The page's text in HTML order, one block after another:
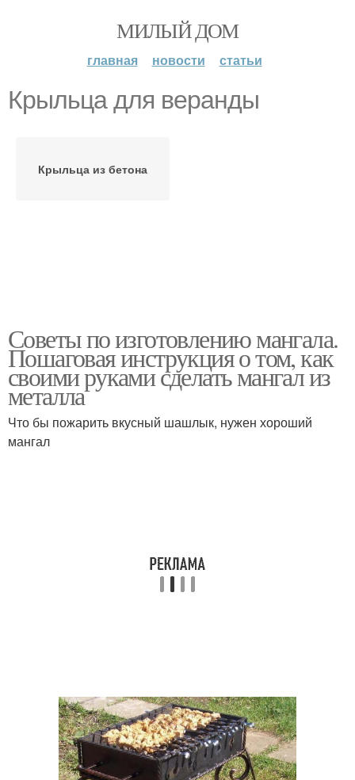
МИЛЫЙ ДОМ
главная новости статьи
Крыльца для веранды
Крыльца из бетона
Советы по изготовлению мангала.
Пошаговая инструкция о том, как
своими руками сделать мангал из
металла
Что бы пожарить вкусный шашлык, нужен хороший
мангал